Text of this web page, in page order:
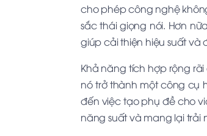
cho phép công nghệ
sắc thái giọng nói. Hơn
giúp cải thiện hiệu suất và
Khả năng tích hợp rộng
nó trở thành một công cụ
đến việc tạo phụ đề cho
năng suất và mang lại trải